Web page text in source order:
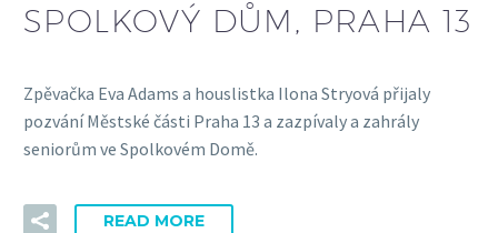
SPOLKOVÝ DŮM, PRAHA 13
Zpěvačka Eva Adams a houslistka Ilona Stryová přijaly
pozvání Městské části Praha 13 a zazpívaly a zahrály
seniorům ve Spolkovém Domě.
READ MORE